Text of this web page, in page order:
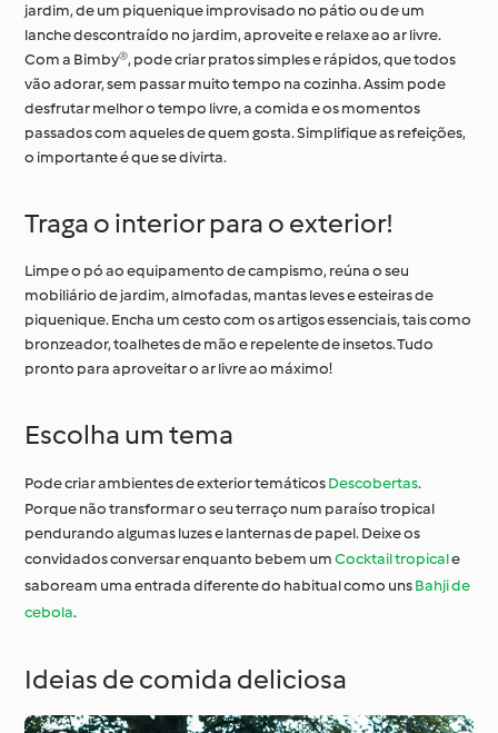
jardim, de um piquenique improvisado no pátio ou de um
lanche descontraído no jardim, aproveite e relaxe ao ar livre.
Com a Bimby®, pode criar pratos simples e rápidos, que todos
vão adorar, sem passar muito tempo na cozinha. Assim pode
desfrutar melhor o tempo livre, a comida e os momentos
passados com aqueles de quem gosta. Simplifique as refeições,
o importante é que se divirta.
Traga o interior para o exterior!
Limpe o pó ao equipamento de campismo, reúna o seu
mobiliário de jardim, almofadas, mantas leves e esteiras de
piquenique. Encha um cesto com os artigos essenciais, tais como
bronzeador, toalhetes de mão e repelente de insetos. Tudo
pronto para aproveitar o ar livre ao máximo!
Escolha um tema
Pode criar ambientes de exterior temáticosDescobertas.
Porque não transformar o seu terraço num paraíso tropical
pendurando algumas luzes e lanternas de papel. Deixe os
convidados conversar enquanto bebem umCocktail tropicale
saboream uma entrada diferente do habitual como unsBahji de
cebola.
Ideias de comida deliciosa